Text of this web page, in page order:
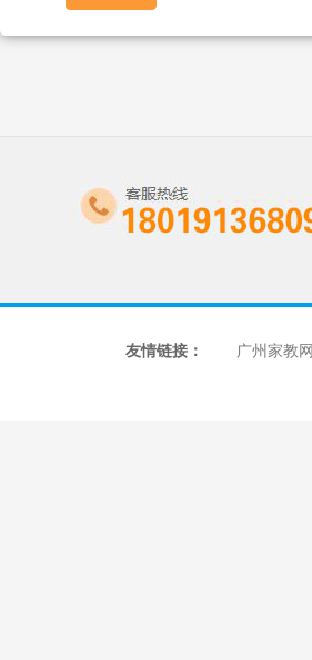
友情链接： 广州家教网